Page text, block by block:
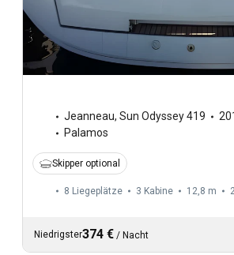
Jeanneau, Sun Odyssey 419
Palamos
Skipper optional
8 Liegeplätze 3 Kabine 12,8 m
Niedrigster374 € / Nacht